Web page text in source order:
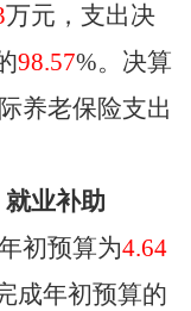
万元，支出决
98.57%。决算
养老保险支出
业补助
初预算为4.64
成年初预算的